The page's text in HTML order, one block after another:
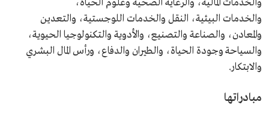
والخدمات المالية، والرعاية الصحية وعلوم الحياة،
والخدمات البيئية، النقل والخدمات اللوجستية، والتعدين
والمعادن، والصناعة والتصنيع، والأدوية والتكنولوجيا الحيوية،
والسياحة وجودة الحياة، والطيران والدفاع، ورأس المال البشري
والابتكار.
مبادراتها